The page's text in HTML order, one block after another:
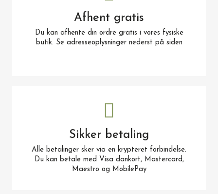
Afhent gratis
Du kan afhente din ordre gratis i vores fysiske
butik. Se adresseoplysninger nederst på siden
Sikker betaling
Alle betalinger sker via en krypteret forbindelse.
Du kan betale med Visa dankort, Mastercard,
Maestro og MobilePay